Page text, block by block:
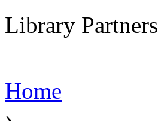
Library Partners
Home